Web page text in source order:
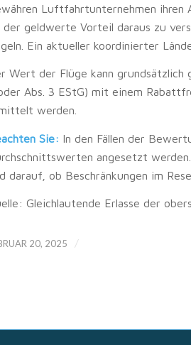
Luftfahrtunternehmen ihren
der geldwerte Vorteil daraus zu
Ein aktueller koordinierter
Wert der Flüge kann grundsätzlich
Abs. 3 EStG) mit einem
werden.
Sie: In den Fällen der
angesetzt
darauf, ob Beschränkungen im
Gleichlautende Erlasse der
20, 2025 /
als